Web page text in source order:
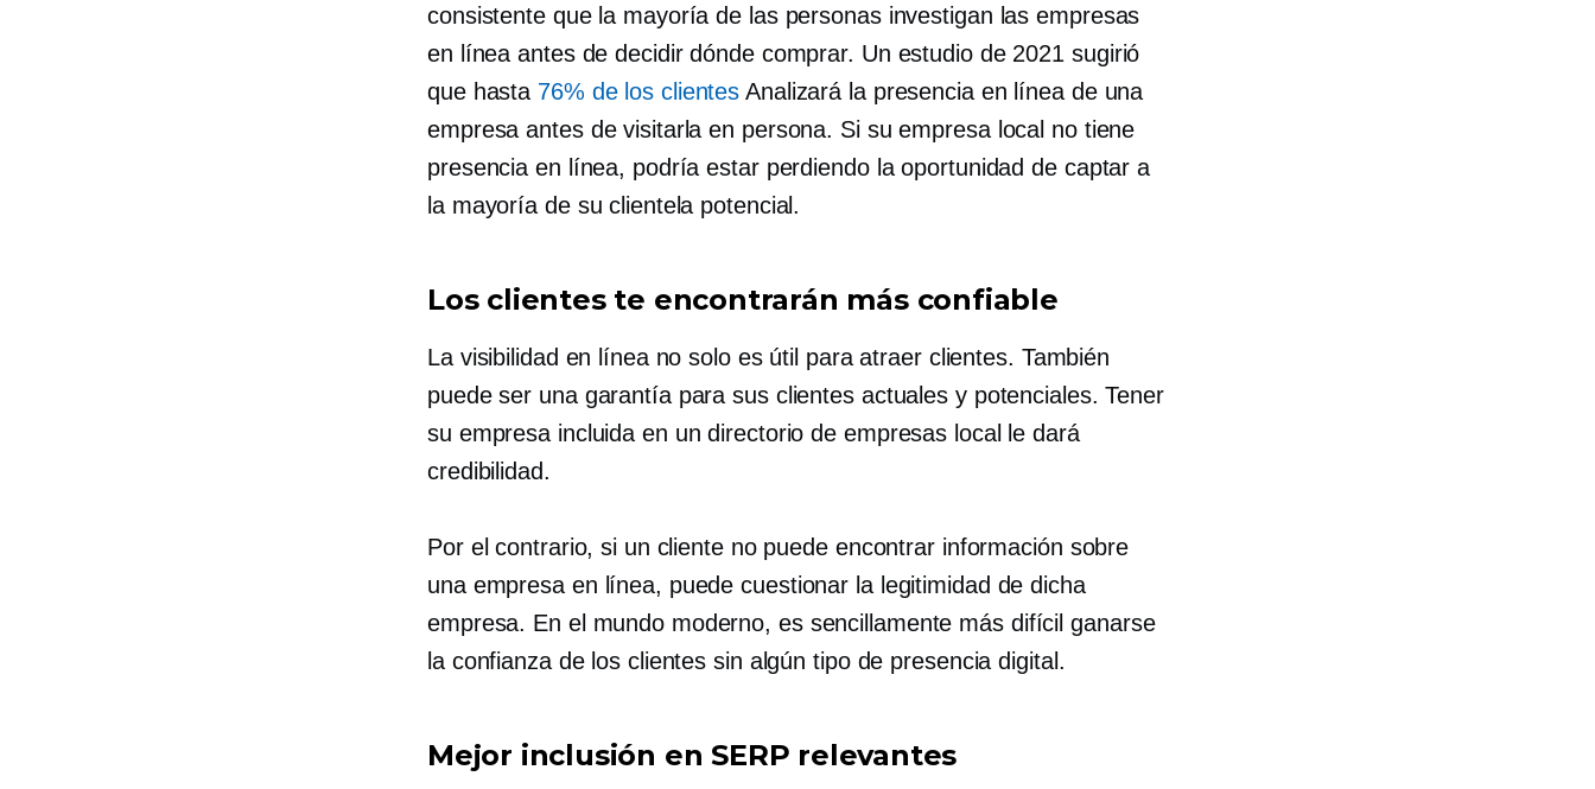
consistente que la mayoría de las personas investigan las empresas
en línea antes de decidir dónde comprar. Un estudio de 2021 sugirió
que hasta 76% de los clientes Analizará la presencia en línea de una
empresa antes de visitarla en persona. Si su empresa local no tiene
presencia en línea, podría estar perdiendo la oportunidad de captar a
la mayoría de su clientela potencial.
Los clientes te encontrarán más confiable
La visibilidad en línea no solo es útil para atraer clientes. También
puede ser una garantía para sus clientes actuales y potenciales. Tener
su empresa incluida en un directorio de empresas local le dará
credibilidad.
Por el contrario, si un cliente no puede encontrar información sobre
una empresa en línea, puede cuestionar la legitimidad de dicha
empresa. En el mundo moderno, es sencillamente más difícil ganarse
la confianza de los clientes sin algún tipo de presencia digital.
Mejor inclusión en SERP relevantes